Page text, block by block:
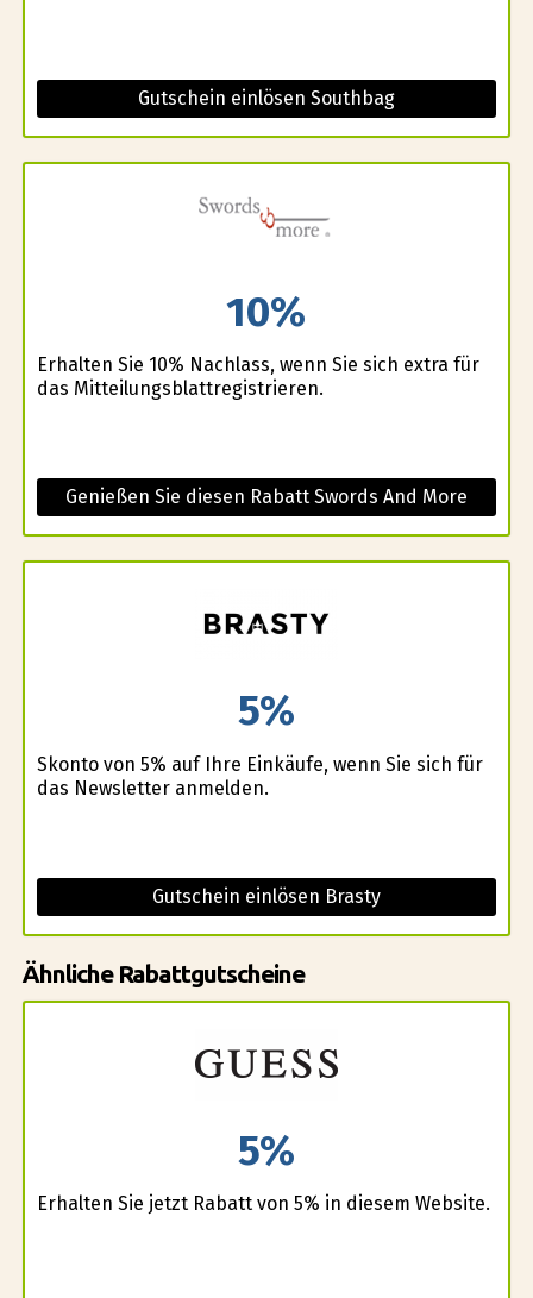
Gutschein einlösen Southbag
10%
Erhalten Sie 10% Nachlass, wenn Sie sich extra für
das Mitteilungsblattregistrieren.
Genießen Sie diesen Rabatt Swords And More
5%
Skonto von 5% auf Ihre Einkäufe, wenn Sie sich für
das Newsletter anmelden.
Gutschein einlösen Brasty
Ähnliche Rabattgutscheine
5%
Erhalten Sie jetzt Rabatt von 5% in diesem Website.